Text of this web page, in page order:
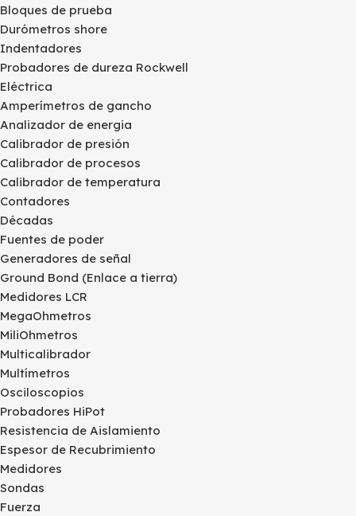
Bloques de prueba
Durómetros shore
Indentadores
Probadores de dureza Rockwell
Eléctrica
Amperímetros de gancho
Analizador de energia
Calibrador de presión
Calibrador de procesos
Calibrador de temperatura
Contadores
Décadas
Fuentes de poder
Generadores de señal
Ground Bond (Enlace a tierra)
Medidores LCR
MegaOhmetros
MiliOhmetros
Multicalibrador
Multímetros
Osciloscopios
Probadores HiPot
Resistencia de Aislamiento
Espesor de Recubrimiento
Medidores
Sondas
Fuerza